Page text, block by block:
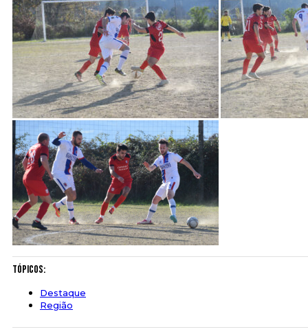
Tópicos:
Destaque
Região